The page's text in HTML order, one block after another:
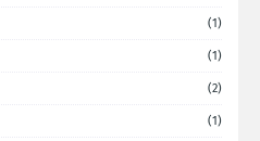
(1)
(1)
(2)
(1)